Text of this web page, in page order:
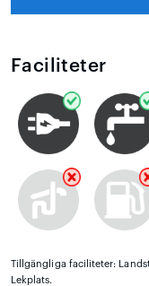
Faciliteter
Tillgängliga faciliteter:
Lekplats.